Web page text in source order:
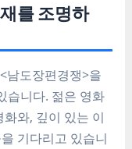
를 조명하
남도장편경쟁>을
습니다. 젊은 영화
와, 깊이 있는 이
기다리고 있습니